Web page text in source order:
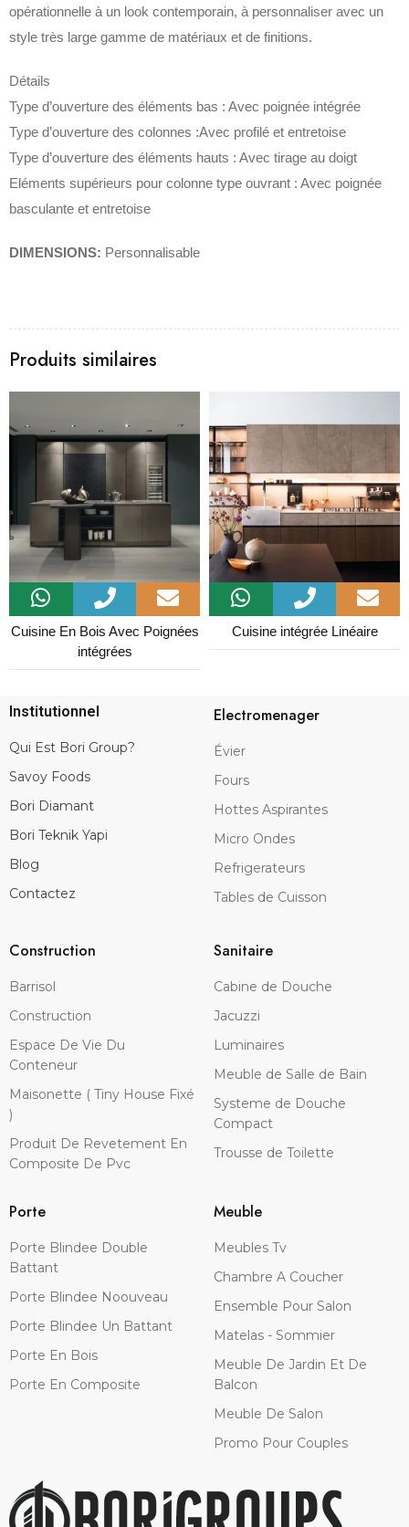
opérationnelle à un look contemporain, à personnaliser avec un
style très large gamme de matériaux et de finitions.‎
Détails
Type d’ouverture des éléments bas : Avec poignée intégrée
Type d’ouverture des colonnes :Avec profilé et entretoise
Type d’ouverture des éléments hauts : Avec tirage au doigt
Eléments supérieurs pour colonne type ouvrant : Avec poignée
basculante et entretoise
DIMENSIONS: Personnalisable
Produits similaires
Cuisine En Bois Avec Poignées
intégrées
Cuisine intégrée Linéaire
Institutionnel
Qui Est Bori Group?
Savoy Foods
Bori Diamant
Bori Teknik Yapi
Blog
Contactez
Electromenager
Évier
Fours
Hottes Aspirantes
Micro Ondes
Refrigerateurs
Tables de Cuisson
Construction
Barrisol
Construction
Espace De Vie Du
Conteneur
Maisonette ( Tiny House Fixé
)
Produit De Revetement En
Composite De Pvc
Sanitaire
Cabine de Douche
Jacuzzi
Luminaires
Meuble de Salle de Bain
Systeme de Douche
Compact
Trousse de Toilette
Porte
Porte Blindee Double
Battant
Porte Blindee Noouveau
Porte Blindee Un Battant
Porte En Bois
Porte En Composite
Meuble
Meubles Tv
Chambre A Coucher
Ensemble Pour Salon
Matelas - Sommier
Meuble De Jardin Et De
Balcon
Meuble De Salon
Promo Pour Couples